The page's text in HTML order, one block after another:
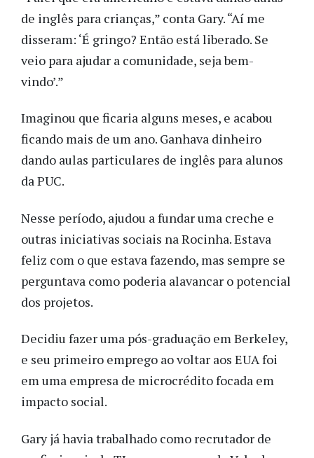
de inglês para crianças,” conta Gary. “Aí me
disseram: ‘É gringo? Então está liberado. Se
veio para ajudar a comunidade, seja bem-
vindo’.”
Imaginou que ficaria alguns meses, e acabou
ficando mais de um ano. Ganhava dinheiro
dando aulas particulares de inglês para alunos
da PUC.
Nesse período, ajudou a fundar uma creche e
outras iniciativas sociais na Rocinha. Estava
feliz com o que estava fazendo, mas sempre se
perguntava como poderia alavancar o potencial
dos projetos.
Decidiu fazer uma pós-graduação em Berkeley,
e seu primeiro emprego ao voltar aos EUA foi
em uma empresa de microcrédito focada em
impacto social.
Gary já havia trabalhado como recrutador de